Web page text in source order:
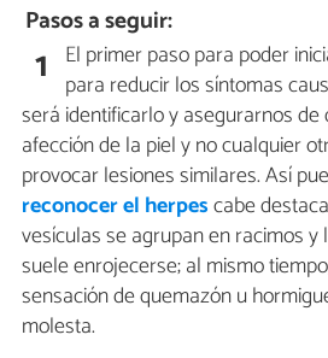
Pasos a seguir:
1 El primer paso para poder
para reducir los síntomas
será identificarlo y asegurarnos
afección de la piel y no cualquier
provocar lesiones similares. Así
reconocer el herpescabe
vesículas se agrupan en racimos
suele enrojecerse; al mismo
sensación de quemazón u
molesta.